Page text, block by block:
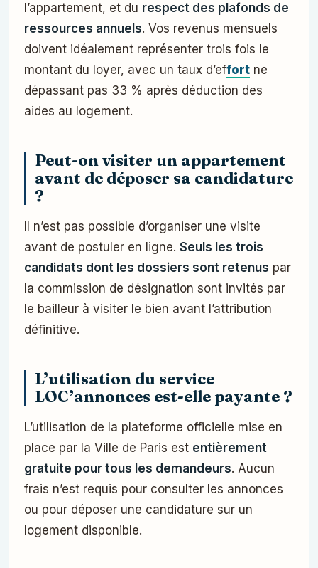
l’appartement, et du respect des plafonds de
ressources annuels. Vos revenus mensuels
doivent idéalement représenter trois fois le
montant du loyer, avec un taux d’effort ne
dépassant pas 33 % après déduction des
aides au logement.
Peut-on visiter un appartement
avant de déposer sa candidature
?
Il n’est pas possible d’organiser une visite
avant de postuler en ligne. Seuls les trois
candidats dont les dossiers sont retenus par
la commission de désignation sont invités par
le bailleur à visiter le bien avant l’attribution
définitive.
L’utilisation du service
LOC’annonces est-elle payante ?
L’utilisation de la plateforme officielle mise en
place par la Ville de Paris est entièrement
gratuite pour tous les demandeurs. Aucun
frais n’est requis pour consulter les annonces
ou pour déposer une candidature sur un
logement disponible.